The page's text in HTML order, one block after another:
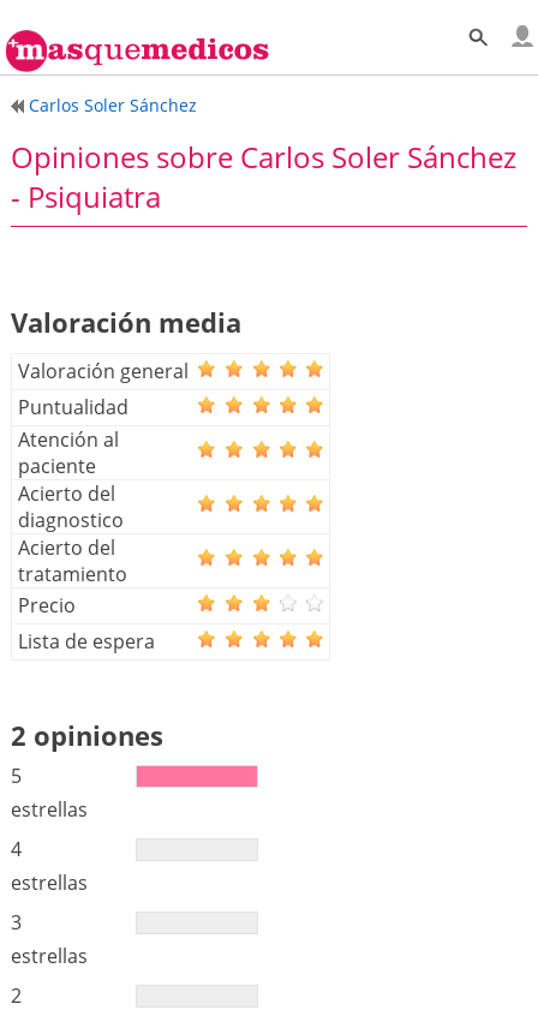
Carlos Soler Sánchez
Opiniones sobre Carlos Soler Sánchez
- Psiquiatra
Valoración media
Valoración general
Puntualidad
Atención al
paciente
Acierto del
diagnostico
Acierto del
tratamiento
Precio
Lista de espera
2 opiniones
5
estrellas
4
estrellas
3
estrellas
2